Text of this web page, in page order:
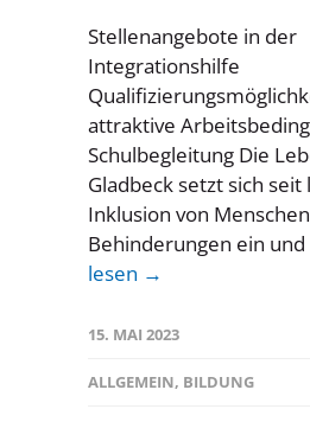
Stellenangebote in der
Integrationshilfe
attraktive
Schulbegleitung Die
Gladbeck setzt sich
Inklusion von
Behinderungen ein und
lesen →
15. MAI 2023
ALLGEMEIN, BILDUNG